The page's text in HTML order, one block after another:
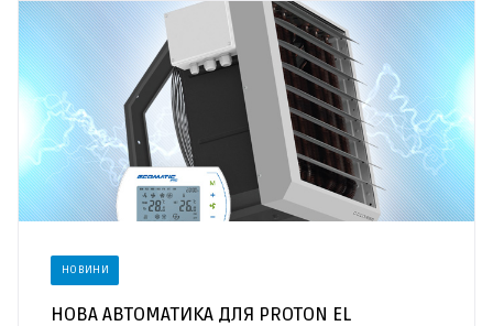
НОВИНИ
НОВА АВТОМАТИКА ДЛЯ PROTON EL